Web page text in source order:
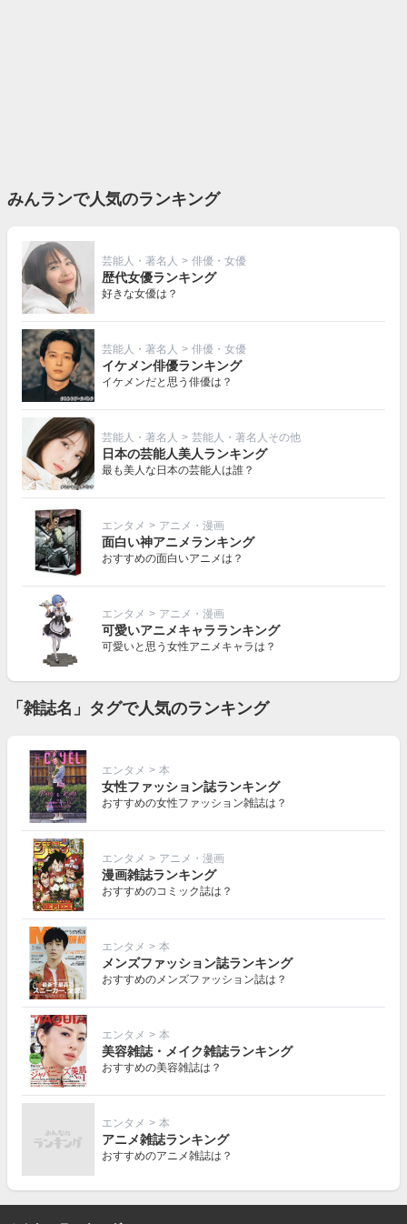
みんランで人気のランキング
芸能人・著名人 > 俳優・女優
歴代女優ランキング
好きな女優は？
芸能人・著名人 > 俳優・女優
イケメン俳優ランキング
イケメンだと思う俳優は？
芸能人・著名人 > 芸能人・著名人その他
日本の芸能人美人ランキング
最も美人な日本の芸能人は誰？
エンタメ > アニメ・漫画
面白い神アニメランキング
おすすめの面白いアニメは？
エンタメ > アニメ・漫画
可愛いアニメキャラランキング
可愛いと思う女性アニメキャラは？
「雑誌名」タグで人気のランキング
エンタメ > 本
女性ファッション誌ランキング
おすすめの女性ファッション雑誌は？
エンタメ > アニメ・漫画
漫画雑誌ランキング
おすすめのコミック誌は？
エンタメ > 本
メンズファッション誌ランキング
おすすめのメンズファッション誌は？
エンタメ > 本
美容雑誌・メイク雑誌ランキング
おすすめの美容雑誌は？
エンタメ > 本
アニメ雑誌ランキング
おすすめのアニメ雑誌は？